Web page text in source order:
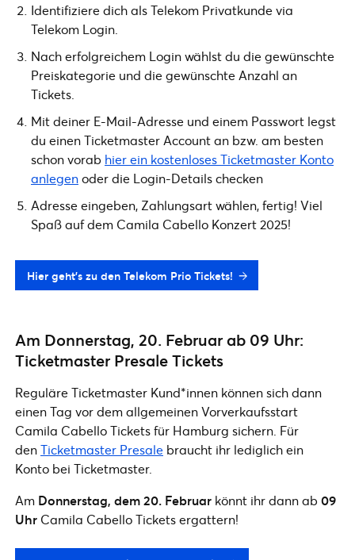
Identifiziere dich als Telekom Privatkunde via
Telekom Login.
Nach erfolgreichem Login wählst du die gewünschte
Preiskategorie und die gewünschte Anzahl an
Tickets.
Mit deiner E-Mail-Adresse und einem Passwort legst
du einen Ticketmaster Account an bzw. am besten
schon vorab hier ein kostenloses Ticketmaster Konto
anlegenoder die Login-Details checken
Adresse eingeben, Zahlungsart wählen, fertig! Viel
Spaß auf dem Camila Cabello Konzert 2025!
Hier geht’s zu den Telekom Prio Tickets!
Am Donnerstag, 20. Februar ab 09 Uhr:
Ticketmaster Presale Tickets
Reguläre Ticketmaster Kund*innen können sich dann
einen Tag vor dem allgemeinen Vorverkaufsstart
Camila Cabello Tickets für Hamburg sichern. Für
denTicketmaster Presale braucht ihr lediglich ein
Konto bei Ticketmaster.
Am Donnerstag, dem 20. Februar könnt ihr dann ab 09
Uhr Camila Cabello Tickets ergattern!